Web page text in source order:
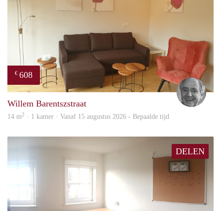
€ 608
Willem Barentszstraat
14 m2 · 1 kamer · Vanaf 15 augustus 2026 - Bepaalde tijd
DELEN